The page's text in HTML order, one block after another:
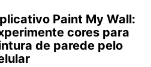
Paint My Wall:
cores para
de parede pelo